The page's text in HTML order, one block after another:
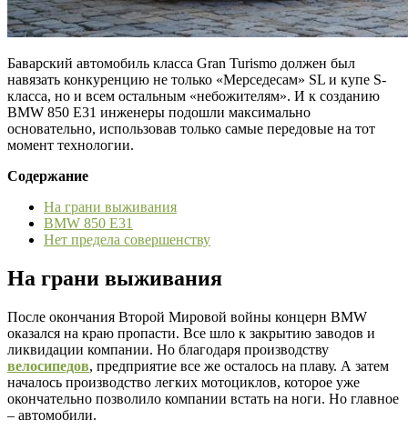
Баварский автомобиль класса Gran Turismo должен был
навязать конкуренцию не только «Мерседесам» SL и купе S-
класса, но и всем остальным «небожителям». И к созданию
BMW 850 E31 инженеры подошли максимально
основательно, использовав только самые передовые на тот
момент технологии.
Содержание
На грани выживания
BMW 850 Е31
Нет предела совершенству
На грани выживания
После окончания Второй Мировой войны концерн BMW
оказался на краю пропасти. Все шло к закрытию заводов и
ликвидации компании. Но благодаря производству
велосипедов, предприятие все же осталось на плаву. А затем
началось производство легких мотоциклов, которое уже
окончательно позволило компании встать на ноги. Но главное
– автомобили.